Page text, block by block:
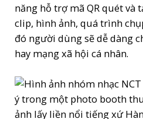
năng hỗ trợ mã QR quét và
clip, hình ảnh, quá trình
đó người dùng sẽ dễ dàng
hay mạng xã hội cá nhân.